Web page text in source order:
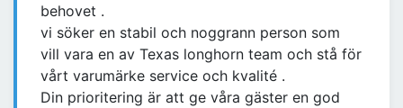
behovet .
vi söker en stabil och noggrann person som
vill vara en av Texas longhorn team och stå för
vårt varumärke service och kvalité .
Din prioritering är att ge våra gäster en god